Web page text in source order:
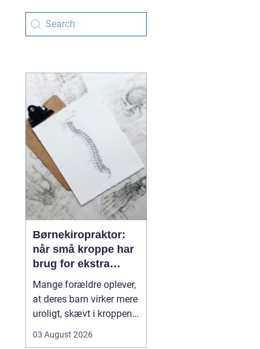
Børnekiropraktor:
når små kroppe har
brug for ekstra
opmærksomhed
Mange forældre oplever,
at deres barn virker mere
uroligt, skævt i kroppen
uden at der er en klar
03 August 2026